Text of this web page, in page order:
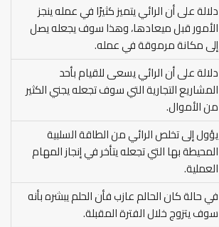
دلالة على أن الرائي يتميز كثيرًا في عمله ينجز
الأمور قبل ميعادها، وهذا سوف يجعله يصل
إلى مكانة مرموقة في عمله.
دلالة على أن الرائي يسعى للقيام بأحد
المشاريع التجارية التي سوف تجعله يجني الكثير
من الأموال.
يؤول إلى تخلص الرائي من الطاقة السلبية
المحيطة بها التي تجعله يتأخر في إنجاز المهام
العملية.
في حالة كان الحالم عازب فأن الحلم يبشره بأنه
سوف يتزوج خلال الفترة المقبلة.